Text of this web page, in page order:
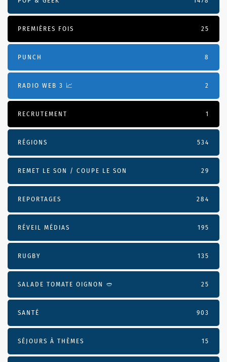
PREMIÈRES FOIS 25
PUNCH 8
RADIO WEB 3 📈 2
RECRUTEMENT 1
RÉGIONS 534
REMET LE SON / COUPE LE SON 29
REPORTAGES 284
RÉVEIL MÉDIAS 195
RUGBY 135
SALADE TOMATE OIGNON 🥙 25
SANTÉ 903
SÉJOURS À THÈMES 15